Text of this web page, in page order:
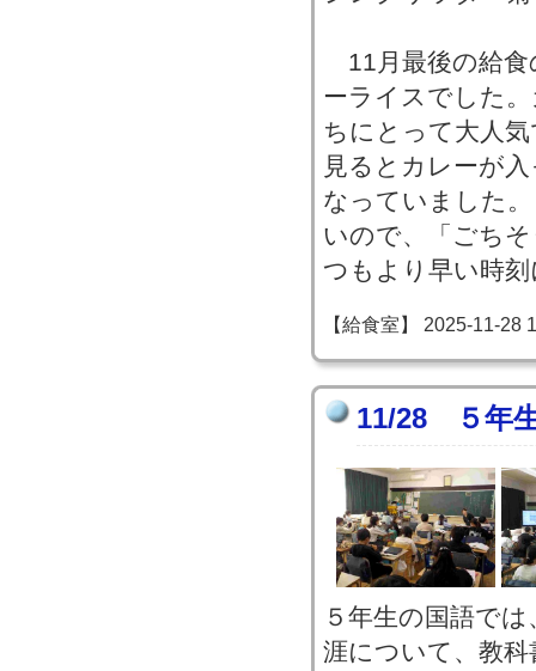
11月最後の給食
ーライスでした
ちにとって大人
見るとカレーが
なっていました
いので、「ごち
つもより早い時
【給食室】 2025-11-28
11/28 ５年
５年生の国語で
涯について、教